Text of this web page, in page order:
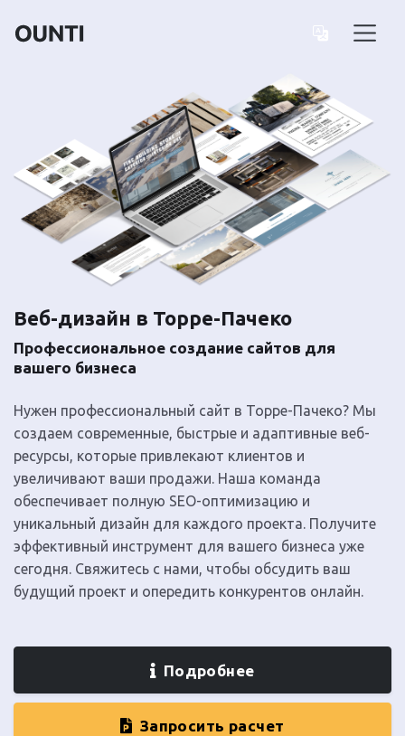
Веб-дизайн в Торре-Пачеко
Профессиональное создание сайтов для
вашего бизнеса
Нужен профессиональный сайт в Торре-Пачеко? Мы
создаем современные, быстрые и адаптивные веб-
ресурсы, которые привлекают клиентов и
увеличивают ваши продажи. Наша команда
обеспечивает полную SEO-оптимизацию и
уникальный дизайн для каждого проекта. Получите
эффективный инструмент для вашего бизнеса уже
сегодня. Свяжитесь с нами, чтобы обсудить ваш
будущий проект и опередить конкурентов онлайн.
Подробнее
Запросить расчет